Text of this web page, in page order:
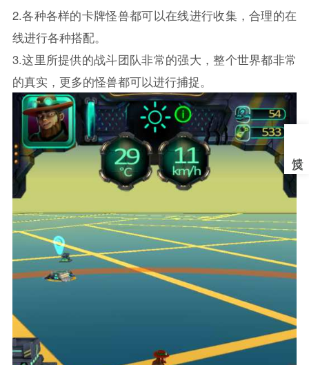
2.各种各样的卡牌怪兽都可以在线进行收集，合理的在
线进行各种搭配。
3.这里所提供的战斗团队非常的强大，整个世界都非常
的真实，更多的怪兽都可以进行捕捉。